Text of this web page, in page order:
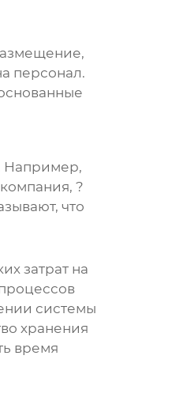
персонал.
Например,
?
что
затрат на
системы
хранения
время